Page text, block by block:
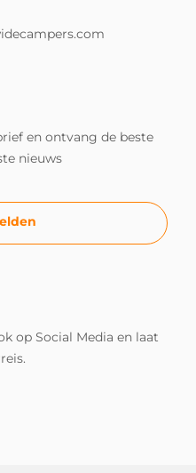
en ontvang de beste
nieuws
op Social Media en laat